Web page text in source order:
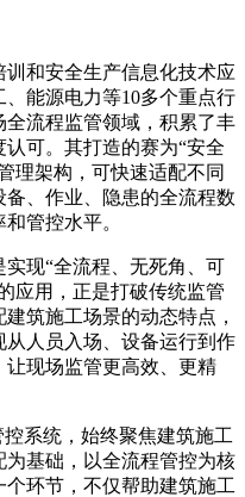
和安全生产信息化技术应
能源电力等10多个重点行
流程监管领域，积累了丰
可。其打造的赛为“安全
理架构，可快速适配不同
、作业、隐患的全流程数
管控水平。
现“全流程、无死角、可
应用，正是打破传统监管
筑施工场景的动态特点，
人员入场、设备运行到作
现场监管更高效、更精
系统，始终聚焦建筑施工
基础，以全流程管控为核
环节，不仅帮助建筑施工